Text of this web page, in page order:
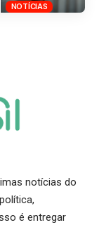
NOTÍCIAS
notícias do
é entregar